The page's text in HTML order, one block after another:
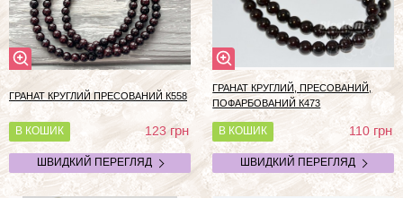
ГРАНАТ КРУГЛИЙ ПРЕСОВАНИЙ К558
В КОШИК 123грн
ШВИДКИЙ ПЕРЕГЛЯД
ГРАНАТ КРУГЛИЙ, ПРЕСОВАНИЙ,
ПОФАРБОВАНИЙ К473
В КОШИК 110грн
ШВИДКИЙ ПЕРЕГЛЯД